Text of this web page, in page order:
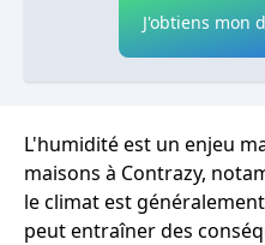
J'obtiens mon
L'humidité est un enjeu
maisons à Contrazy,
le climat est
peut entraîner des